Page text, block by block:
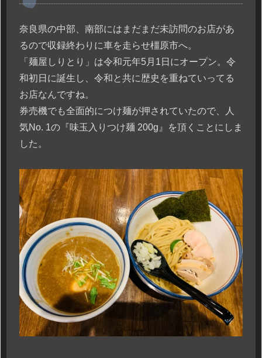
奈良県の中部、南部にはまだまだ未訪問のお店があ
るので収録終わりに車を走らせ橿原市へ。
「麺屋しりとり」は令和元年5月1日にオープン。令
和初日に誕生し、令和と共に歴史を重ねていってる
お店なんですね。
券売機でも全面的につけ麺が押されていたので、人
気No. 1の『味玉入りつけ麺 200g』を頂くことにしま
した。